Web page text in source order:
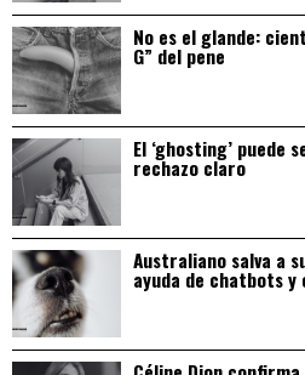
No es el glande:
G” del pene
El ‘ghosting’ puede
rechazo claro
Australiano salva a
ayuda de chatbots